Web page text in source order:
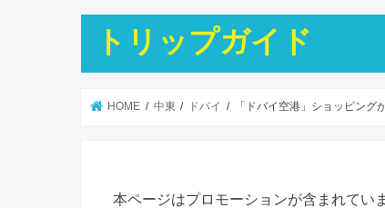
トリップガイド
HOME 中東 ドバイ 「ドバイ空港」ショッピング
本ページはプロモーションが含まれてい